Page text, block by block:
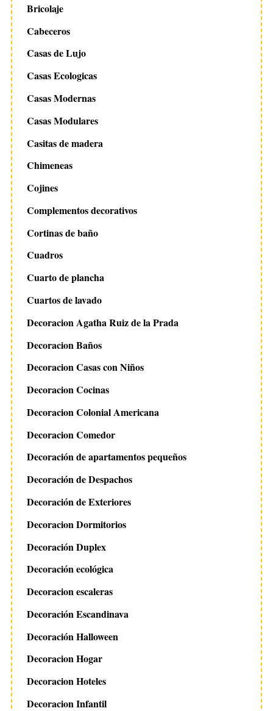
Bricolaje
Cabeceros
Casas de Lujo
Casas Ecologicas
Casas Modernas
Casas Modulares
Casitas de madera
Chimeneas
Cojines
Complementos decorativos
Cortinas de baño
Cuadros
Cuarto de plancha
Cuartos de lavado
Decoracion Agatha Ruiz de la Prada
Decoracion Baños
Decoracion Casas con Niños
Decoracion Cocinas
Decoracion Colonial Americana
Decoracion Comedor
Decoración de apartamentos pequeños
Decoración de Despachos
Decoración de Exteriores
Decoracion Dormitorios
Decoración Duplex
Decoración ecológica
Decoracion escaleras
Decoración Escandinava
Decoración Halloween
Decoracion Hogar
Decoracion Hoteles
Decoracion Infantil